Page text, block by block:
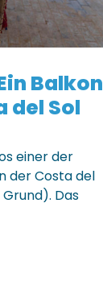
Balkon
del Sol
einer der
der Costa del
Das